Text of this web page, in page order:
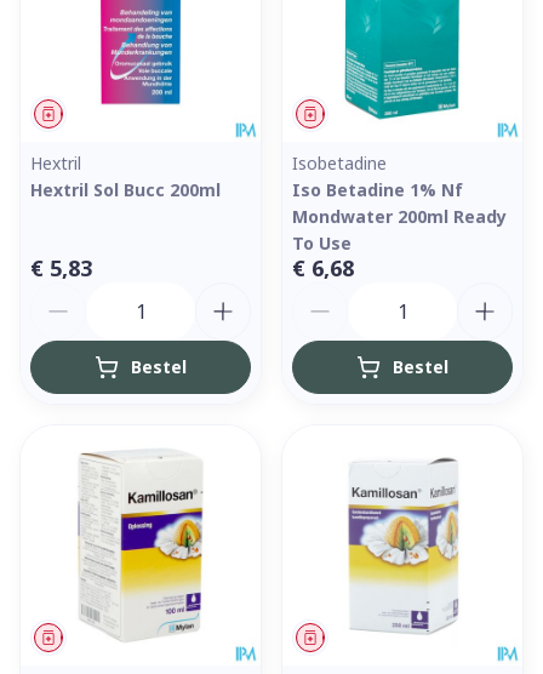
Geneesmiddel
Hextril
Hextril Sol Bucc 200ml
€ 5,83
Bestel
Geneesmiddel
Isobetadine
Iso Betadine 1% Nf
Mondwater 200ml Ready
To Use
€ 6,68
Bestel
Geneesmiddel Geneesmiddel